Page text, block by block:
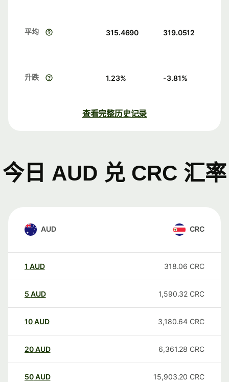
平均 315.4690 319.0512
升跌 1.23% -3.81%
查看完整历史记录
今日 AUD 兑 CRC 汇率
AUD CRC
1 AUD 318.06 CRC
5 AUD 1,590.32 CRC
10AUD 3,180.64 CRC
20AUD 6,361.28 CRC
50AUD 15,903.20 CRC